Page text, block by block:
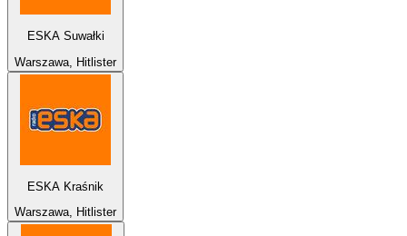
ESKA Suwałki
Warszawa, Hitlister
ESKA Kraśnik
Warszawa, Hitlister